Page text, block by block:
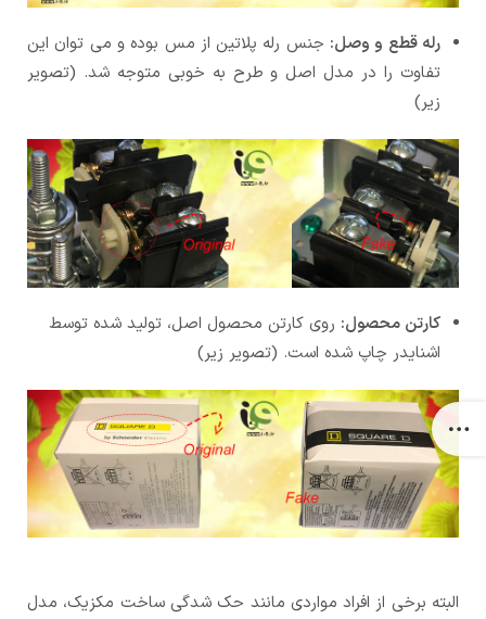
رله قطع و وصل: جنس رله پلاتین از مس بوده و می توان این
تفاوت را در مدل اصل و طرح به خوبی متوجه شد. (تصویر
زیر)
کارتن محصول: روی کارتن محصول اصل، تولید شده توسط
اشنایدر چاپ شده است. (تصویر زیر)
البته برخی از افراد مواردی مانند حک شدگی ساخت مکزیک، مدل